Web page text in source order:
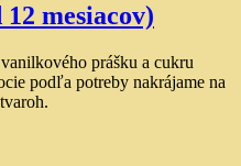
mesiacov)
prášku a cukru
podľa potreby nakrájame na